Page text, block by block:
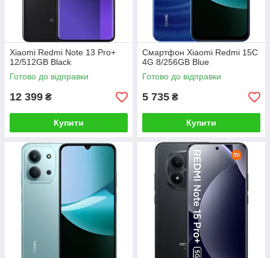
Xiaomi Redmi Note 13 Pro+
12/512GB Black
Готово до відправки
12 399 ₴
Купити
Смартфон Xiaomi Redmi 15C
4G 8/256GB Blue
Готово до відправки
5 735 ₴
Купити